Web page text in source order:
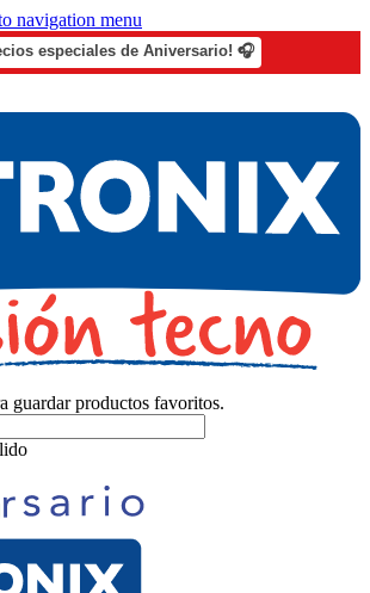
navigation menu
especiales de Aniversario! 🎧
guardar productos favoritos.